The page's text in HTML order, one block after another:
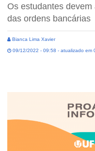
Os estudantes
das ordens bancárias
Bianca Lima Xavier
09/12/2022 - 09:58 - atualizado em